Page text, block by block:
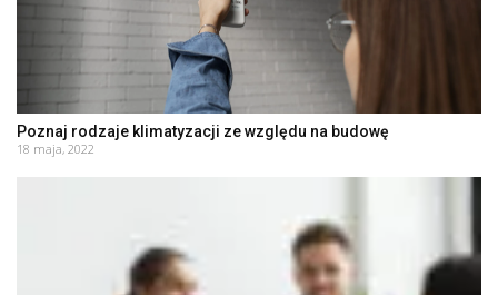
Poznaj rodzaje klimatyzacji ze względu na budowę
18 maja, 2022